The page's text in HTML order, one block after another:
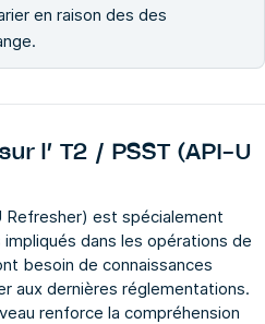
en raison des des
l’ T2 / PSST (API-U
Refresher) est spécialement
dans les opérations de
besoin de connaissances
aux dernières réglementations.
renforce la compréhension